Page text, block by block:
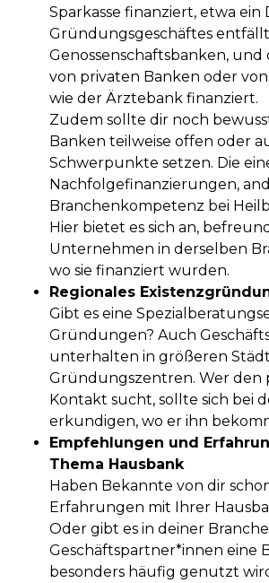
Sparkasse finanziert, etwa ein
Gründungsgeschäftes
Genossenschaftsbanken, und
von privaten Banken oder
wie der Ärztebank finanziert.
Zudem sollte dir noch
Banken teilweise offen oder
Schwerpunkte setzen. Die
Nachfolgefinanzierungen,
Branchenkompetenz bei
Hier bietet es sich an,
Unternehmen in derselben
wo sie finanziert wurden.
Regionales
Gibt es eine
Gründungen? Auch
unterhalten in größeren
Gründungszentren. Wer den
Kontakt sucht, sollte sich bei
erkundigen, wo er ihn
Empfehlungen und
Thema Hausbank
Haben Bekannte von dir
Erfahrungen mit Ihrer
Oder gibt es in deiner
Geschäftspartner*innen eine
besonders häufig genutzt